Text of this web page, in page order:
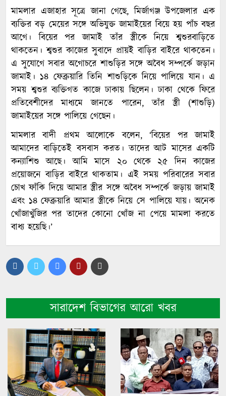
মামলার এজাহার সূত্রে জানা গেছে, মির্জাগঞ্জ উপজেলার এক
ব্যক্তির বড় মেয়ের সঙ্গে অভিযুক্ত জামাইয়ের বিয়ে হয় পাঁচ বছর
আগে। বিয়ের পর জামাই তাঁর স্ত্রীকে নিয়ে শ্বশুরবাড়িতে
থাকতেন। শ্বশুর কাজের সুবাদে প্রায়ই বাড়ির বাইরে থাকতেন।
এ সুযোগে সবার অগোচরে শাশুড়ির সঙ্গে অবৈধ সম্পর্কে জড়ান
জামাই। ১৪ ফেব্রুয়ারি তিনি শাশুড়িকে নিয়ে পালিয়ে যান। এ
সময় শ্বশুর ব্যক্তিগত কাজে ঢাকায় ছিলেন। ঢাকা থেকে ফিরে
প্রতিবেশীদের মাধ্যমে জানতে পারেন, তাঁর স্ত্রী (শাশুড়ি)
জামাইয়ের সঙ্গে পালিয়ে গেছেন।
মামলার বাদী প্রথম আলোকে বলেন, ‘বিয়ের পর জামাই
আমাদের বাড়িতেই বসবাস করত। তাদের আট মাসের একটি
কন্যাশিশু আছে। আমি মাসে ২০ থেকে ২৫ দিন কাজের
প্রয়োজনে বাড়ির বাইরে থাকতাম। এই সময় পরিবারের সবার
চোখ ফাঁকি দিয়ে আমার স্ত্রীর সঙ্গে অবৈধ সম্পর্কে জড়ায় জামাই
এবং ১৪ ফেব্রুয়ারি আমার স্ত্রীকে নিয়ে সে পালিয়ে যায়। অনেক
খোঁজাখুঁজির পর তাদের কোনো খোঁজ না পেয়ে মামলা করতে
বাধ্য হয়েছি।’
সারাদেশ বিভাগের আরো খবর